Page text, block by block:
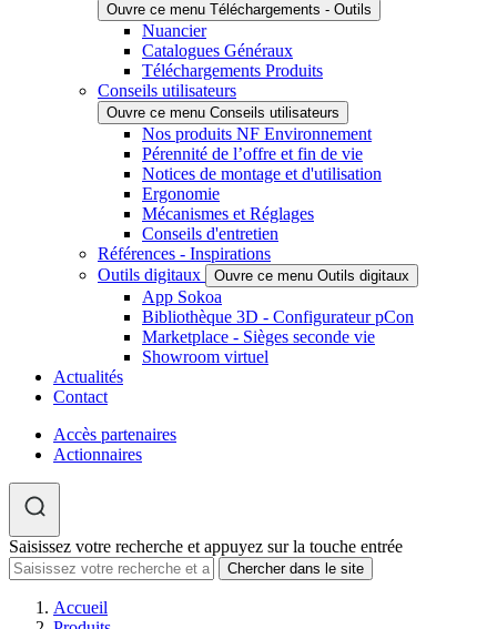
Ouvre ce menu Téléchargements - Outils
Nuancier
Catalogues Généraux
Téléchargements Produits
Conseils utilisateurs
Ouvre ce menu Conseils utilisateurs
Nos produits NF Environnement
Pérennité de l’offre et fin de vie
Notices de montage et d'utilisation
Ergonomie
Mécanismes et Réglages
Conseils d'entretien
Références - Inspirations
Outils digitaux
Ouvre ce menu Outils digitaux
App Sokoa
Bibliothèque 3D - Configurateur pCon
Marketplace - Sièges seconde vie
Showroom virtuel
Actualités
Contact
Accès partenaires
Actionnaires
Saisissez votre recherche et appuyez sur la touche entrée
Accueil